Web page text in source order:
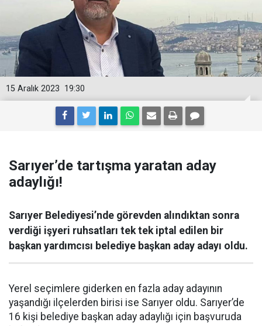
19:30
15 Aralık 2023
Sarıyer’de tartışma yaratan aday
adaylığı!
Sarıyer Belediyesi’nde görevden alındıktan sonra
verdiği işyeri ruhsatları tek tek iptal edilen bir
başkan yardımcısı belediye başkan aday adayı oldu.
Yerel seçimlere giderken en fazla aday adayının
yaşandığı ilçelerden birisi ise Sarıyer oldu. Sarıyer’de
16 kişi belediye başkan aday adaylığı için başvuruda